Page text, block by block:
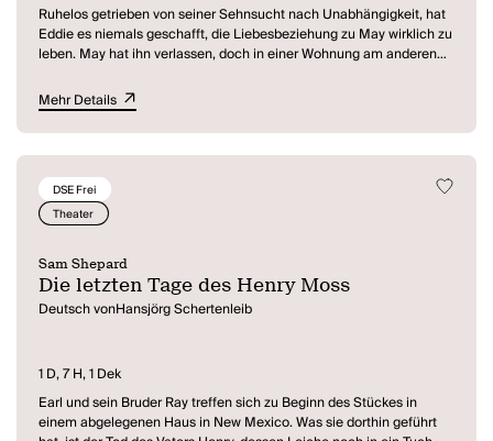
Ruhelos getrieben von seiner Sehnsucht nach Unabhängigkeit, hat
Eddie es niemals geschafft, die Liebesbeziehung zu May wirklich zu
leben. May hat ihn verlassen, doch in einer Wohnung am anderen
hergerissen zwischen Liebe und Hass, zwischen Kommen und
Gehen, zwischen Wahrheit und Lüge, tragen Eddie und May nun
einen erbitterten Kampf aus, einen Kampf um ihre Liebe, ihre
Träume, ihr Leben. Mit im Zimmer, unsichtbar und doch
allgegenwärtig, der Alte Mann, der in seinen Händen den Schlüssel
zu Eddies und Mays Vergangenheit hält. Als Mays Freund Martin
auftaucht, gerät er zwischen die Fronten: Unfreiwillig wird er zum
Spielball der beiden und erfährt schließlich ihr Geheimnis.
Mehr Details
DSE Frei
Theater
Sam Shepard
Die letzten Tage des Henry Moss
Deutsch vonHansjörg Schertenleib
1 D, 7 H, 1 Dek
Earl und sein Bruder Ray treffen sich zu Beginn des Stückes in
einem abgelegenen Haus in New Mexico. Was sie dorthin geführt